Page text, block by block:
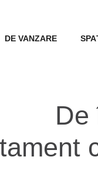
DE VANZARE
De